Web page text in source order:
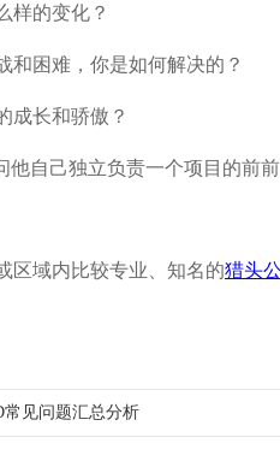
样的变化？
和困难，你是如何解决的？
成长和骄傲？
他自己独立负责一个项目的前
区域内比较专业、知名的猎头
见问题汇总分析